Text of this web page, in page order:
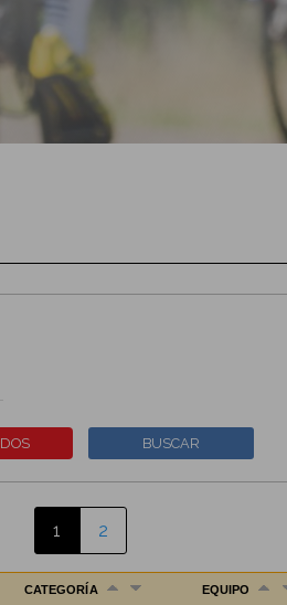
1 2
CATEGORÍA EQUIPO